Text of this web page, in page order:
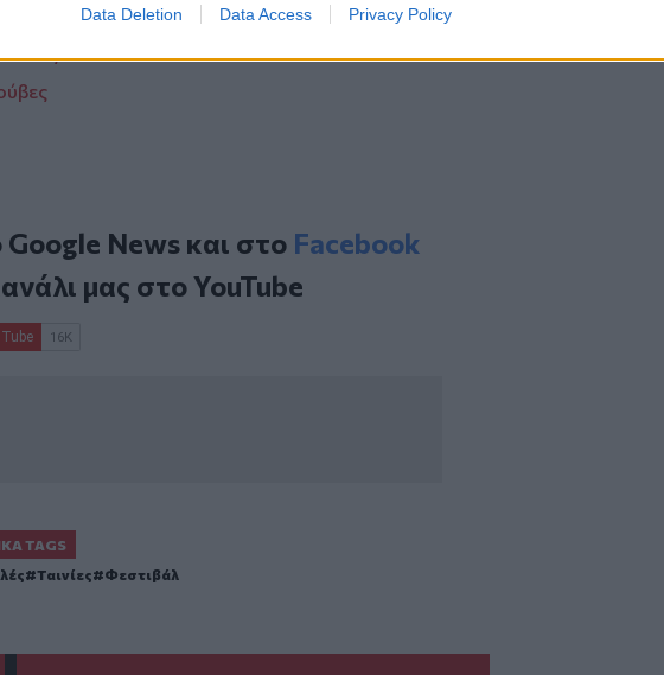
Data Deletion Data Access Privacy Policy
«REX»
Google Newsκαι στο Facebook
μας στοYouTube
TAGS
Ταινίες Φεστιβάλ